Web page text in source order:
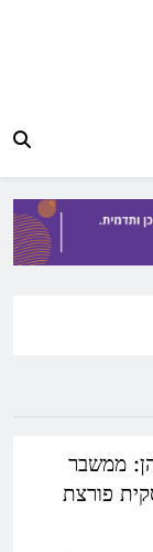
ממשבר
פורצת